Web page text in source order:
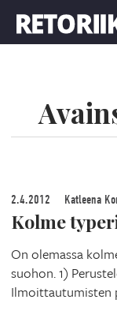
2.4.2012 Katleena
Kolme
On olemassa
suohon. 1)
Ilmoittautumisten